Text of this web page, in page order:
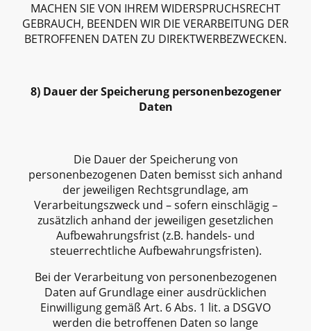
MACHEN SIE VON IHREM WIDERSPRUCHSRECHT
GEBRAUCH, BEENDEN WIR DIE VERARBEITUNG DER
BETROFFENEN DATEN ZU DIREKTWERBEZWECKEN.
8) Dauer der Speicherung personenbezogener
Daten
Die Dauer der Speicherung von
personenbezogenen Daten bemisst sich anhand
der jeweiligen Rechtsgrundlage, am
Verarbeitungszweck und – sofern einschlägig –
zusätzlich anhand der jeweiligen gesetzlichen
Aufbewahrungsfrist (z.B. handels- und
steuerrechtliche Aufbewahrungsfristen).
Bei der Verarbeitung von personenbezogenen
Daten auf Grundlage einer ausdrücklichen
Einwilligung gemäß Art. 6 Abs. 1 lit. a DSGVO
werden die betroffenen Daten so lange